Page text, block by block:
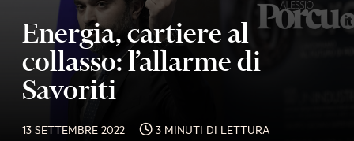
Energia, cartiere al
collasso: l’allarme di
Savoriti
13 SETTEMBRE 2022 3 MINUTI DI LETTURA